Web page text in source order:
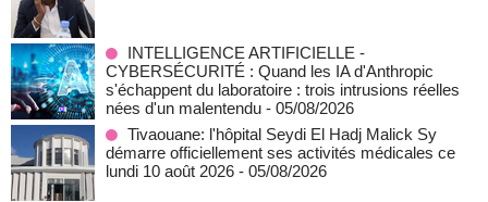
INTELLIGENCE ARTIFICIELLE -
CYBERSÉCURITÉ : Quand les IA d'Anthropic
s'échappent du laboratoire : trois intrusions réelles
nées d'un malentendu - 05/08/2026
Tivaouane: l'hôpital Seydi El Hadj Malick Sy
démarre officiellement ses activités médicales ce
lundi 10 août 2026 - 05/08/2026